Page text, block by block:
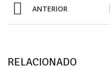
ANTERIOR
RELACIONADO